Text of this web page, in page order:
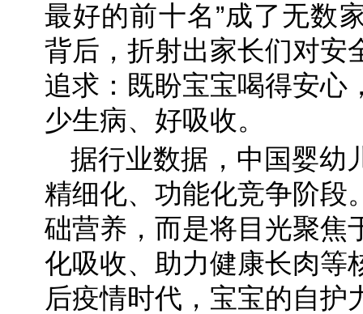
最好的前十名”成了无数
背后，折射出家长们对安
追求：既盼宝宝喝得安心
少生病、好吸收。
据行业数据，中国婴幼
精细化、功能化竞争阶段
础营养，而是将目光聚焦
化吸收、助力健康长肉等
后疫情时代，宝宝的自护